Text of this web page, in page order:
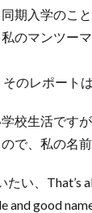
期入学のこ
のマンツー
のレポートは
校生活ですが
で、私の名
い、That’s
and good